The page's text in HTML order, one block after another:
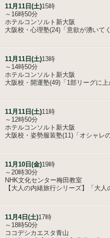
11月11日(土)15時
～16時50分
ホテルコンソルト新大阪
大阪校・心理塾(24)「意欲が湧いて
11月11日(土)13時
～14時50分
ホテルコンソルト新大阪
大阪校・開運塾(49)「1部リーグに上
11月11日(土)11時
～12時50分
ホテルコンソルト新大阪
大阪校・姿勢服装塾(11)「オシャレ
11月10日(金)19時
～20時30分
NHK文化センター梅田教室
【大人の内緒旅行シリーズ】「大人
11月4日(土)17時
～18時50分
ココデシカエスタ青山